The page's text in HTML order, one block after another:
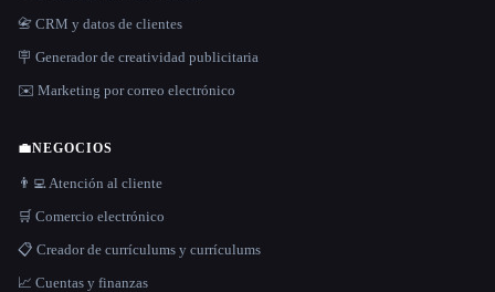
📇 CRM y datos de clientes
🪧 Generador de creatividad publicitaria
✉️ Marketing por correo electrónico
💼NEGOCIOS
👨‍💻 Atención al cliente
🛒 Comercio electrónico
📋 Creador de currículums y currículums
📈 Cuentas y finanzas